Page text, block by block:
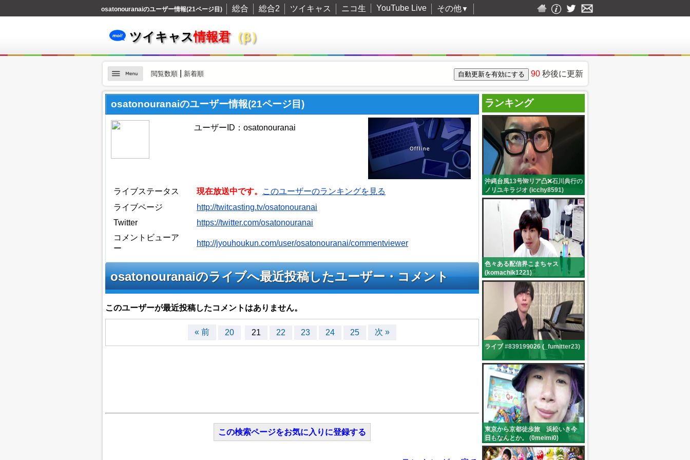
osatonouranaiのユーザー情報(21ページ目) 総合 総合2 ツイキャス ニコ生 YouTube Live その他▼
ツイキャス情報君（β）
閲覧数順| 新着順 90秒後に更新
osatonouranaiのユーザー情報(21ページ目)
ユーザーID：osatonouranai
ライブステータス 現在放送中です。
このユーザーのランキングを見る
ライブページ
http://twitcasting.tv/osatonouranai
Twitter
https://twitter.com/osatonouranai
コメントビューア
ー
http://jyouhoukun.com/user/osatonouranai/commentviewer
osatonouranaiのライブへ最近投稿したユーザー・コメント
このユーザーが最近投稿したコメントはありません。
« 前 20 21 22 23 24 25 次 »
この検索ページをお気に入りに登録する
ランキング
沖縄台風13号🌺リア凸❌石川典行の
ノリユキラジオ (icchy8591)
色々ある配信界こまちャス
(komachik1221)
ライブ #839199026 (_fumitter23)
東京から京都徒歩旅 浜松いき今
日もなんとか。 (0meimi0)